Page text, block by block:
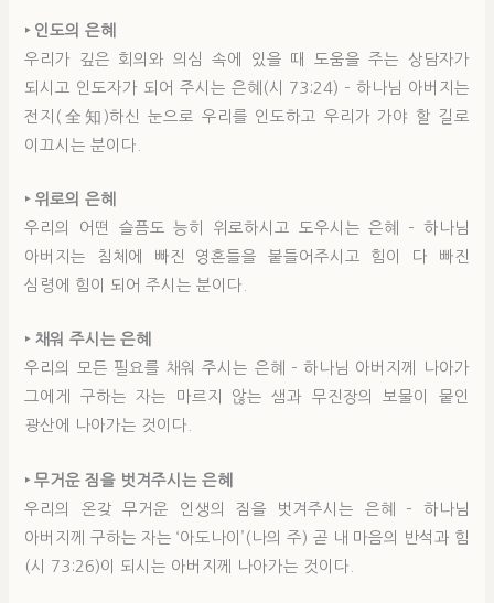
‣ 인도의 은혜
우리가 깊은 회의와 의심 속에 있을 때 도움을 주는 상담자가
되시고 인도자가 되어 주시는 은혜(시 73:24) – 하나님 아버지는
전지(全知)하신 눈으로 우리를 인도하고 우리가 가야 할 길로
이끄시는 분이다.
‣ 위로의 은혜
우리의 어떤 슬픔도 능히 위로하시고 도우시는 은혜 – 하나님
아버지는 침체에 빠진 영혼들을 붙들어주시고 힘이 다 빠진
심령에 힘이 되어 주시는 분이다.
‣ 채워 주시는 은혜
우리의 모든 필요를 채워 주시는 은혜 – 하나님 아버지께 나아가
그에게 구하는 자는 마르지 않는 샘과 무진장의 보물이 뭍인
광산에 나아가는 것이다.
‣ 무거운 짐을 벗겨주시는 은혜
우리의 온갖 무거운 인생의 짐을 벗겨주시는 은혜 – 하나님
아버지께 구하는 자는 ‘아도나이’(나의 주) 곧 내 마음의 반석과 힘
(시 73:26)이 되시는 아버지께 나아가는 것이다.